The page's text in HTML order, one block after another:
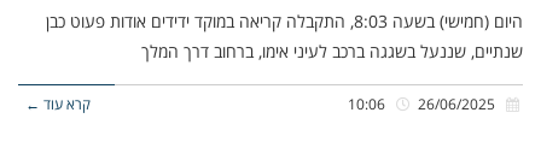
היום (חמישי) בשעה 8:03, התקבלה קריאה במוקד ידידים אודות פעוט כבן
שנתיים, שננעל בשגגה ברכב לעיני אימו, ברחוב דרך המלך
קרא עוד ←